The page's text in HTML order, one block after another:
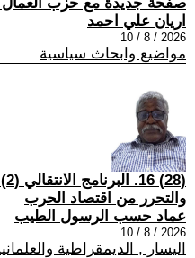
اريان علي احمد
2026 / 8 / 10
مواضيع وابحاث سياسية
والتحرر من اقتصاد الحرب
عماد حسب الرسول الطيب
2026 / 8 / 10
اليسار , الديمقراطية